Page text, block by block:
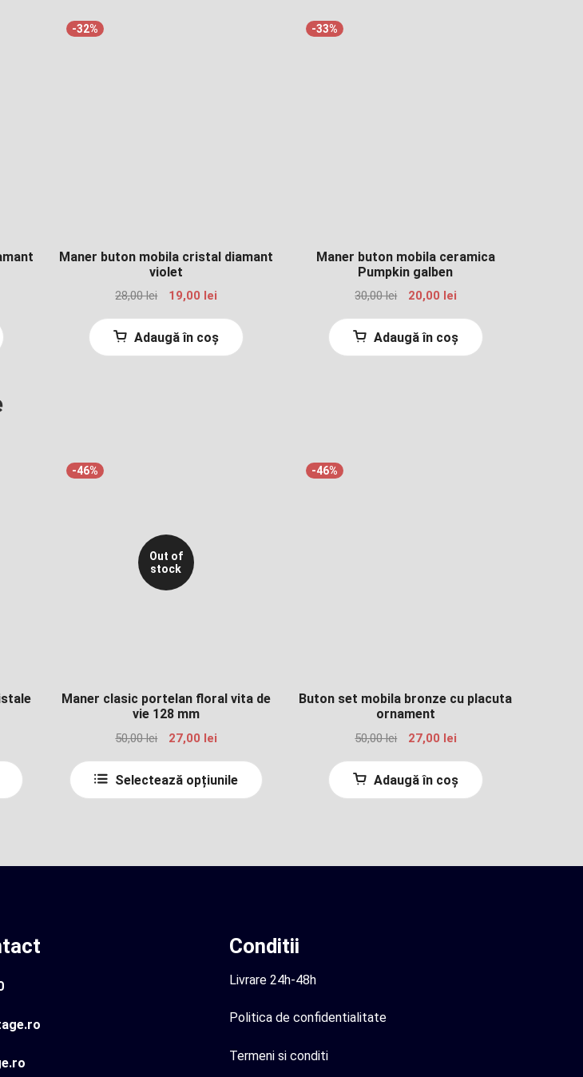
-32%
Maner buton mobila cristal diamant
violet
28,00lei
Prețul
a
fost:
19,00 leiPrețul
este:
19,00 lei.
Adaugă în coș
-33%
Maner buton mobila ceramica
Pumpkin galben
30,00lei
Prețul
a
fost:
20,00 leiPrețul
este:
20,00 lei.
Adaugă în coș
lei
variații.
alese
Out of
stock
-46%
Maner clasic portelan floral vita de
vie 128 mm
50,00lei
Prețul
a
fost:
27,00 leiPrețul
este:
27,00 lei.
Selectează opțiunile
-46%
Buton set mobila bronze cu placuta
ornament
50,00lei
Prețul
a
fost:
27,00 leiPrețul
este:
27,00 lei.
Adaugă în coș
Conditii
Livrare 24h-48h
Politica de confidentialitate
Termeni si conditi